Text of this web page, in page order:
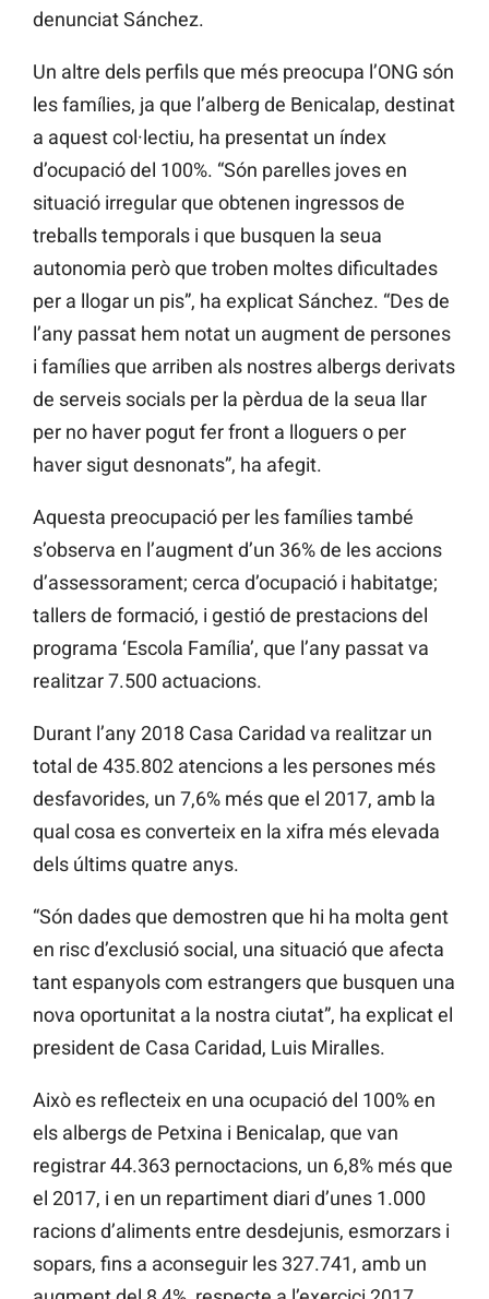
denunciat Sánchez.
Un altre dels perfils que més preocupa l’ONG són
les famílies, ja que l’alberg de Benicalap, destinat
a aquest col·lectiu, ha presentat un índex
d’ocupació del 100%. “Són parelles joves en
situació irregular que obtenen ingressos de
treballs temporals i que busquen la seua
autonomia però que troben moltes dificultades
per a llogar un pis”, ha explicat Sánchez. “Des de
l’any passat hem notat un augment de persones
i famílies que arriben als nostres albergs derivats
de serveis socials per la pèrdua de la seua llar
per no haver pogut fer front a lloguers o per
haver sigut desnonats”, ha afegit.
Aquesta preocupació per les famílies també
s’observa en l’augment d’un 36% de les accions
d’assessorament; cerca d’ocupació i habitatge;
tallers de formació, i gestió de prestacions del
programa ‘Escola Família’, que l’any passat va
realitzar 7.500 actuacions.
Durant l’any 2018 Casa Caridad va realitzar un
total de 435.802 atencions a les persones més
desfavorides, un 7,6% més que el 2017, amb la
qual cosa es converteix en la xifra més elevada
dels últims quatre anys.
“Són dades que demostren que hi ha molta gent
en risc d’exclusió social, una situació que afecta
tant espanyols com estrangers que busquen una
nova oportunitat a la nostra ciutat”, ha explicat el
president de Casa Caridad, Luis Miralles.
Això es reflecteix en una ocupació del 100% en
els albergs de Petxina i Benicalap, que van
registrar 44.363 pernoctacions, un 6,8% més que
el 2017, i en un repartiment diari d’unes 1.000
racions d’aliments entre desdejunis, esmorzars i
sopars, fins a aconseguir les 327.741, amb un